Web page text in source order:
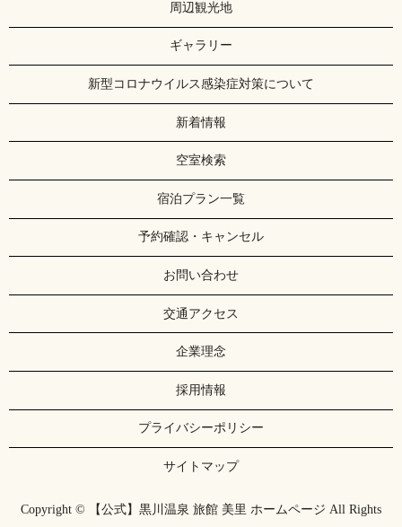
周辺観光地
ギャラリー
新型コロナウイルス感染症対策について
新着情報
空室検索
宿泊プラン一覧
予約確認・キャンセル
お問い合わせ
交通アクセス
企業理念
採用情報
プライバシーポリシー
サイトマップ
Copyright © 【公式】黒川温泉 旅館 美里 ホームページ All Rights